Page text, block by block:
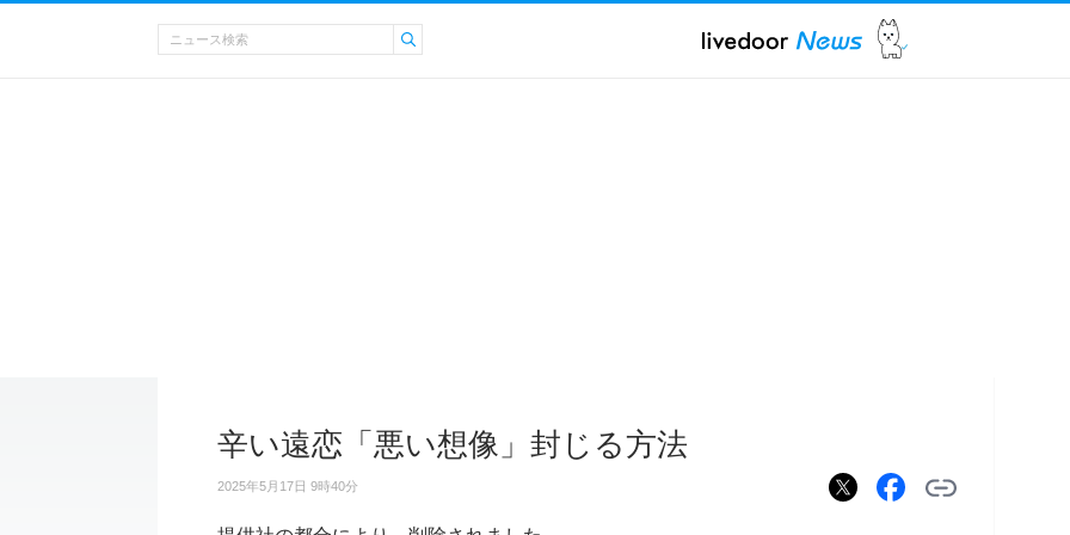
辛い遠恋「悪い想像」封じる方法
2025年5月17日 9時40分